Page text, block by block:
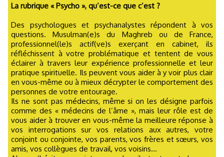
La rubrique « Psycho », qu’est-ce que c’est ?
Des psychologues et psychanalystes répondent à vos
questions. Musulman(e)s du Maghreb ou de France,
professionnel(le)s actif(ve)s exerçant en cabinet, ils
réfléchissent à votre problématique et tentent de vous
éclairer à travers leur expérience professionnelle et leur
pratique spirituelle. Ils peuvent vous aider à y voir plus clair
en vous-même ou à mieux décrypter le comportement des
personnes de votre entourage.
Ils ne sont pas médecins, même si on les désigne parfois
comme des « médecins de l’âme », mais leur rôle est de
vous aider à trouver en vous-même la meilleure réponse à
vos interrogations sur vos relations aux autres, votre
conjoint ou conjointe, vos parents, vos frères et sœurs, vos
amis, vos collègues de travail, vos voisins...